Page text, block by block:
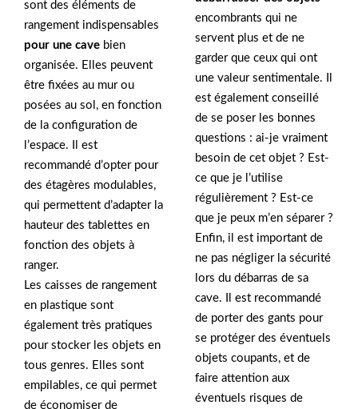
sont des éléments de
rangement indispensables
pour une cave bien
organisée. Elles peuvent
être fixées au mur ou
posées au sol, en fonction
de la configuration de
l’espace. Il est
recommandé d’opter pour
des étagères modulables,
qui permettent d’adapter la
hauteur des tablettes en
fonction des objets à
ranger.
Les caisses de rangement
en plastique sont
également très pratiques
pour stocker les objets en
tous genres. Elles sont
empilables, ce qui permet
de économiser de
encombrants qui ne
servent plus et de ne
garder que ceux qui ont
une valeur sentimentale. Il
est également conseillé
de se poser les bonnes
questions : ai-je vraiment
besoin de cet objet ? Est-
ce que je l’utilise
régulièrement ? Est-ce
que je peux m’en séparer ?
Enfin, il est important de
ne pas négliger la sécurité
lors du débarras de sa
cave. Il est recommandé
de porter des gants pour
se protéger des éventuels
objets coupants, et de
faire attention aux
éventuels risques de